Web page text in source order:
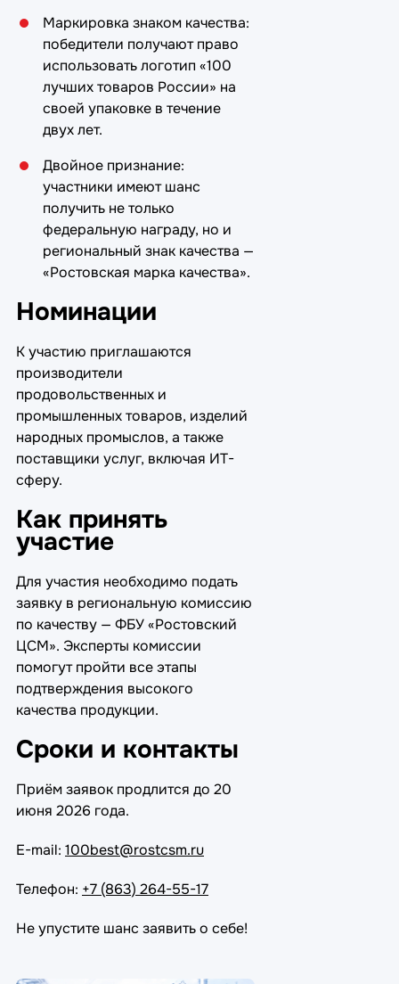
Маркировка знаком качества:
победители получают право
использовать логотип «100
лучших товаров России» на
своей упаковке в течение
двух лет.
Двойное признание:
участники имеют шанс
получить не только
федеральную награду, но и
региональный знак качества —
«Ростовская марка качества».
Номинации
К участию приглашаются
производители
продовольственных и
промышленных товаров, изделий
народных промыслов, а также
поставщики услуг, включая ИТ-
сферу.
Как принять
участие
Для участия необходимо подать
заявку в региональную комиссию
по качеству — ФБУ «Ростовский
ЦСМ». Эксперты комиссии
помогут пройти все этапы
подтверждения высокого
качества продукции.
Сроки и контакты
Приём заявок продлится до 20
июня 2026 года.
E-mail: 100best@rostcsm.ru
Телефон: +7 (863) 264-55-17
Не упустите шанс заявить о себе!